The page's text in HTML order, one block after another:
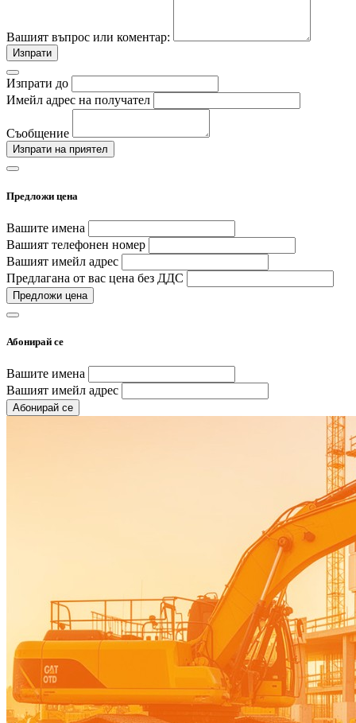
Вашият въпрос или коментар:
Изпрати
Изпрати до
Имейл адрес на получател
Съобщение
Изпрати на приятел
Предложи цена
Вашите имена
Вашият телефонен номер
Вашият имейл адрес
Предлагана от вас цена без ДДС
Предложи цена
Абонирай се
Вашите имена
Вашият имейл адрес
Абонирай се